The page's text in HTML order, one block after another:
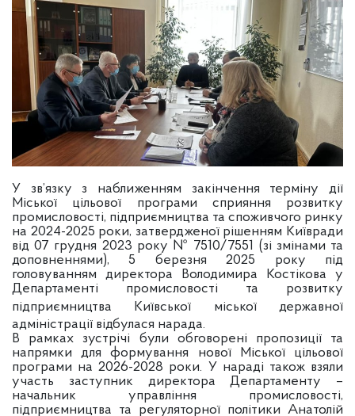
У зв’язку з наближенням закінчення терміну дії
Міської цільової програми сприяння розвитку
промисловості, підприємництва та споживчого ринку
на 2024-2025 роки, затвердженої рішенням Київради
від 07 грудня 2023 року № 7510/7551 (зі змінами та
доповненнями), 5 березня 2025 року під
головуванням директора Володимира Костікова у
Департаменті промисловості та розвитку
підприємництва Київської міської державної
адміністрації відбулася нарада.
В рамках зустрічі були обговорені пропозиції та
напрямки для формування нової Міської цільової
програми на 2026-2028 роки. У нараді також взяли
участь заступник директора Департаменту –
начальник управління промисловості,
підприємництва та регуляторної політики Анатолій